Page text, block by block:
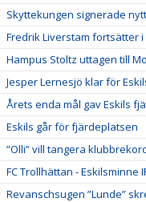
Skyttekungen signerade
Fredrik Liverstam fortsätter i
Hampus Stoltz uttagen till
Jesper Lernesjö klar för
Årets enda mål gav Eskils
Eskils går för fjärdeplatsen
”Olli” vill tangera
FC Trollhättan - Eskilsminne
Revanschsugen ”Lunde”